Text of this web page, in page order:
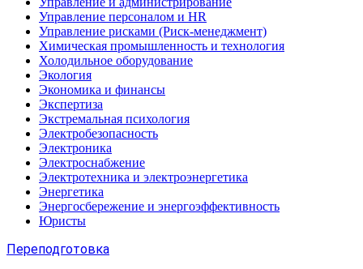
Управление персоналом и HR
Управление рисками (Риск-менеджмент)
Химическая промышленность и технология
Холодильное оборудование
Экология
Экономика и финансы
Экспертиза
Экстремальная психология
Электробезопасность
Электроника
Электроснабжение
Электротехника и электроэнергетика
Энергетика
Энергосбережение и энергоэффективность
Юристы
Переподготовка